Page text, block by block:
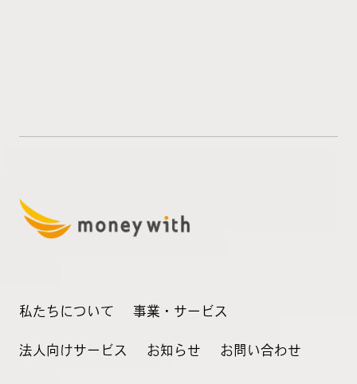
私たちについて 事業・サービス
法人向けサービス お知らせ お問い合わせ